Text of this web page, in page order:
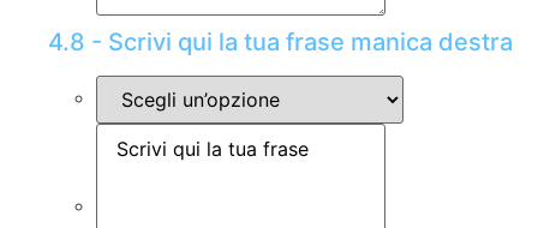
4.8 - Scrivi qui la tua frase manica destra